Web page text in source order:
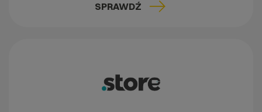
SPRAWDŹ